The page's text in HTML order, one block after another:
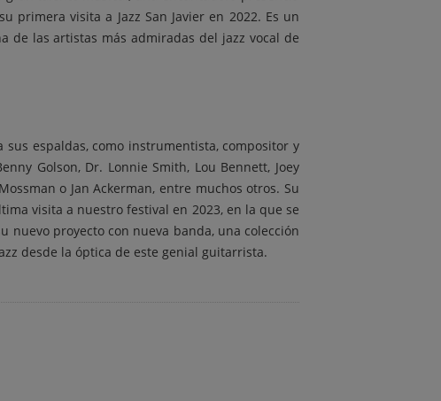
primera visita a Jazz San Javier en 2022. Es un
de las artistas más admiradas del jazz vocal de
espaldas, como instrumentista, compositor y
Golson, Dr. Lonnie Smith, Lou Bennett, Joey
o Jan Ackerman, entre muchos otros. Su
visita a nuestro festival en 2023, en la que se
nuevo proyecto con nueva banda, una colección
desde la óptica de este genial guitarrista.